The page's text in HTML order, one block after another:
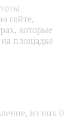
сайте,
которые
площадке
из них 0